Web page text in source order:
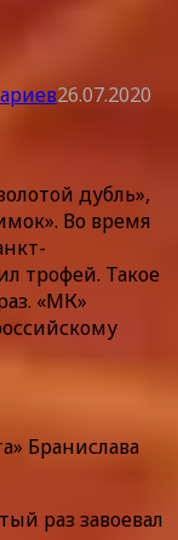
26.07.2020
дубль»,
Во время
трофей. Такое
«МК»
Бранислава
раз завоевал